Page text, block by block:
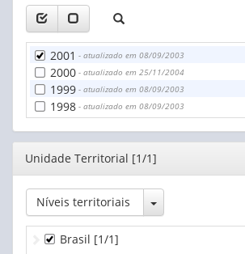
2001 - atualizado em 08/09/2003
2000 - atualizado em 25/11/2004
1999 - atualizado em 08/09/2003
1998 - atualizado em 08/09/2003
Editor
Unidade Territorial [1/1]
Níveis territoriais Toggle Dropdown
Brasil [1/1]